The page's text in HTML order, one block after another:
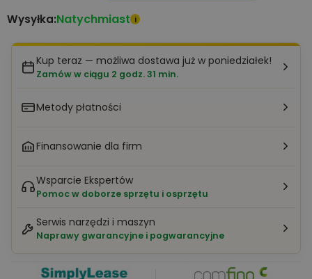
Wysyłka:Natychmiast i
Kup teraz — możliwa dostawa już w poniedziałek!
Zamów w ciągu 2 godz. 31 min.
Metody płatności
Finansowanie dla firm
Wsparcie Ekspertów
Pomoc w doborze sprzętu i osprzętu
Serwis narzędzi i maszyn
Naprawy gwarancyjne i pogwarancyjne